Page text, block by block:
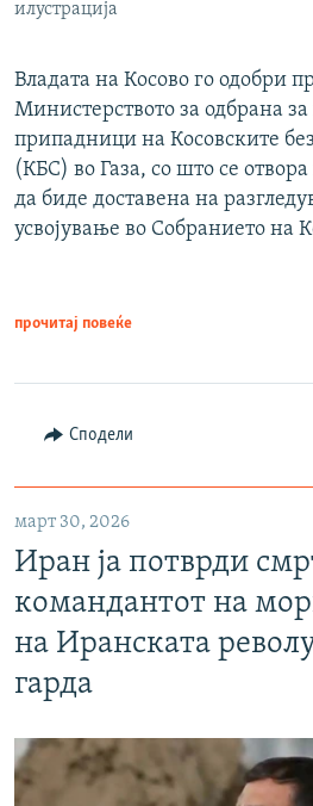
илустрација
Владата на Косово го одобри
Министерството за одбрана
припадници на Косовските
(КБС) во Газа, со што се отвора
да биде доставена на
усвојување во Собранието на
прочитај повеќе
Сподели
март 30, 2026
Иран ја потврди
командантот на
на Иранската
гарда